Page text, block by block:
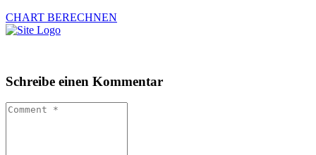
CHART BERECHNEN
Schreibe einen Kommentar